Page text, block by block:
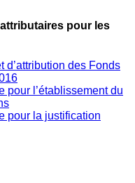
pour les
d’attribution des Fonds
pour l’établissement du
pour la justification